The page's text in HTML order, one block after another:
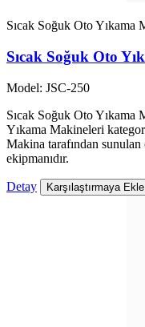
Sıcak Soğuk Oto Yıkama
Sıcak Soğuk Oto
Model: JSC-250
Sıcak Soğuk Oto Yıkama
Yıkama Makineleri
Makina tarafından
ekipmanıdır.
Detay Karşılaştırmaya Ekle